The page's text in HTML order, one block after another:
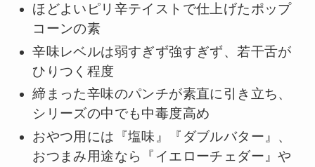
ほどよいピリ辛テイストで仕上げたポップ
コーンの素
辛味レベルは弱すぎず強すぎず、若干舌が
ひりつく程度
締まった辛味のパンチが素直に引き立ち、
シリーズの中でも中毒度高め
おやつ用には『塩味』『ダブルバター』、
おつまみ用途なら『イエローチェダー』や